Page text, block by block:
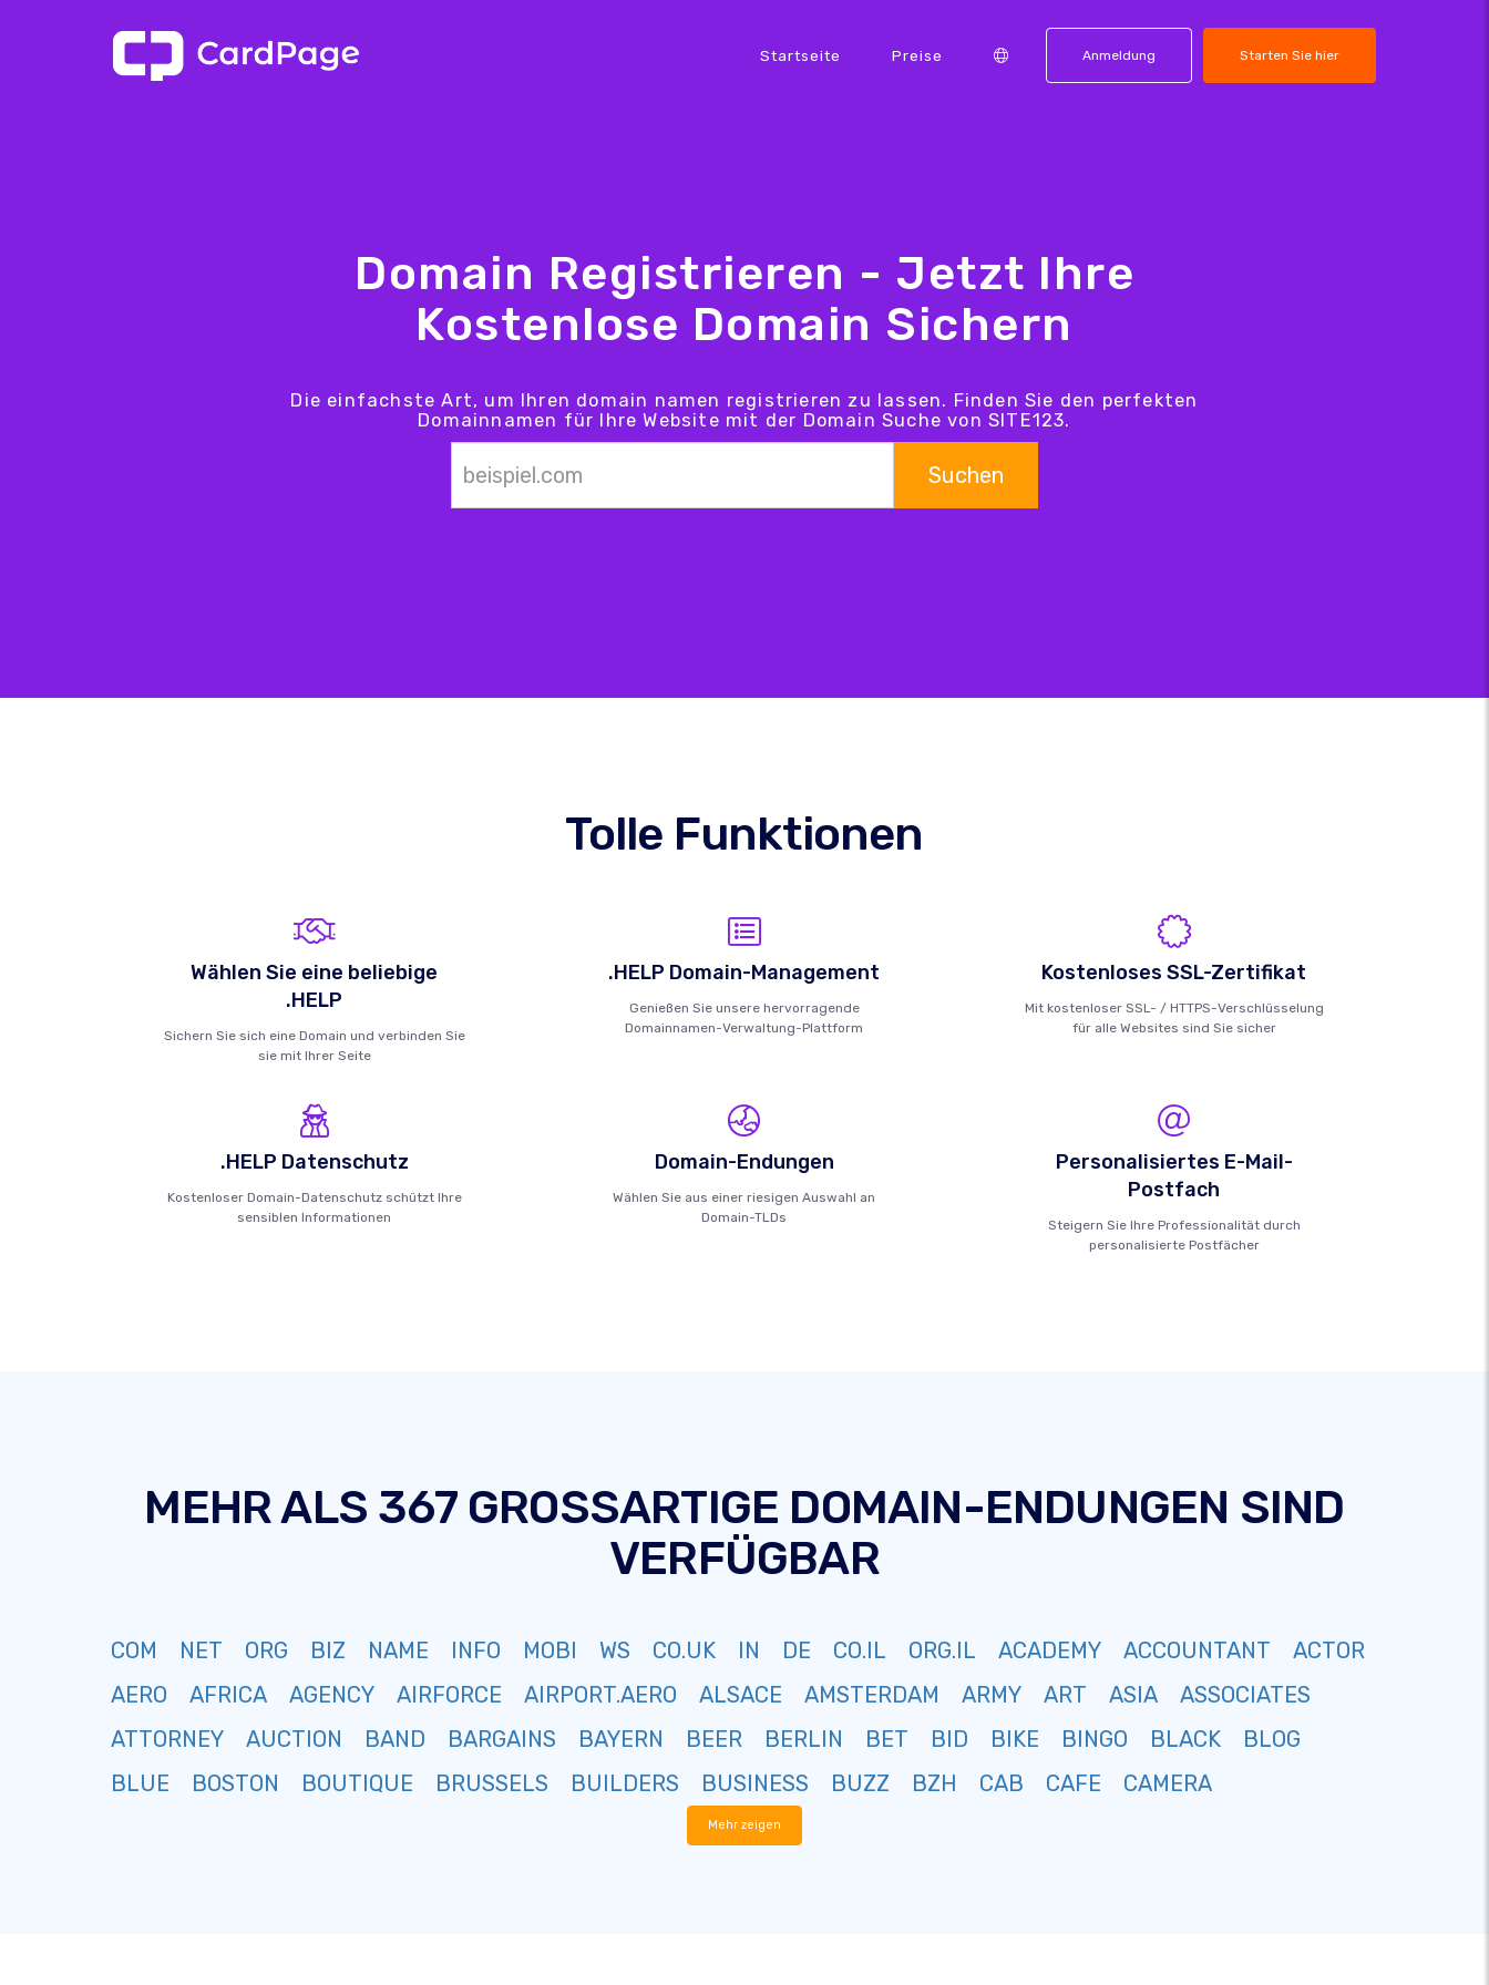
Startseite Preise Anmeldung Starten Sie hier
Domain Registrieren - Jetzt Ihre
Kostenlose Domain Sichern
Die einfachste Art, um Ihren domain namen registrieren zu lassen. Finden Sie den perfekten
Domainnamen für Ihre Website mit der Domain Suche von SITE123.
Suchen
Tolle Funktionen
Wählen Sie eine beliebige
.HELP
Sichern Sie sich eine Domain und verbinden Sie
sie mit Ihrer Seite
.HELP Domain-Management
Genießen Sie unsere hervorragende
Domainnamen-Verwaltung-Plattform
Kostenloses SSL-Zertifikat
Mit kostenloser SSL- / HTTPS-Verschlüsselung
für alle Websites sind Sie sicher
.HELP Datenschutz
Kostenloser Domain-Datenschutz schützt Ihre
sensiblen Informationen
Domain-Endungen
Wählen Sie aus einer riesigen Auswahl an
Domain-TLDs
Personalisiertes E-Mail-
Postfach
Steigern Sie Ihre Professionalität durch
personalisierte Postfächer
MEHR ALS 367 GROSSARTIGE DOMAIN-ENDUNGEN SIND
VERFÜGBAR
COM NET ORG BIZ NAME INFO MOBI WS CO.UK IN DE CO.IL ORG.IL ACADEMY ACCOUNTANT
ACTOR
AERO
AFRICA AGENCY AIRFORCE AIRPORT.AERO ALSACE AMSTERDAM ARMY ART ASIA
ASSOCIATES
ATTORNEY
AUCTION BAND BARGAINS BAYERN BEER BERLIN BET BID BIKE BINGO BLACK
BLOG
BLUE
BOSTON BOUTIQUE BRUSSELS BUILDERS BUSINESS BUZZ BZH CAB CAFE CAMERA
Mehr zeigen